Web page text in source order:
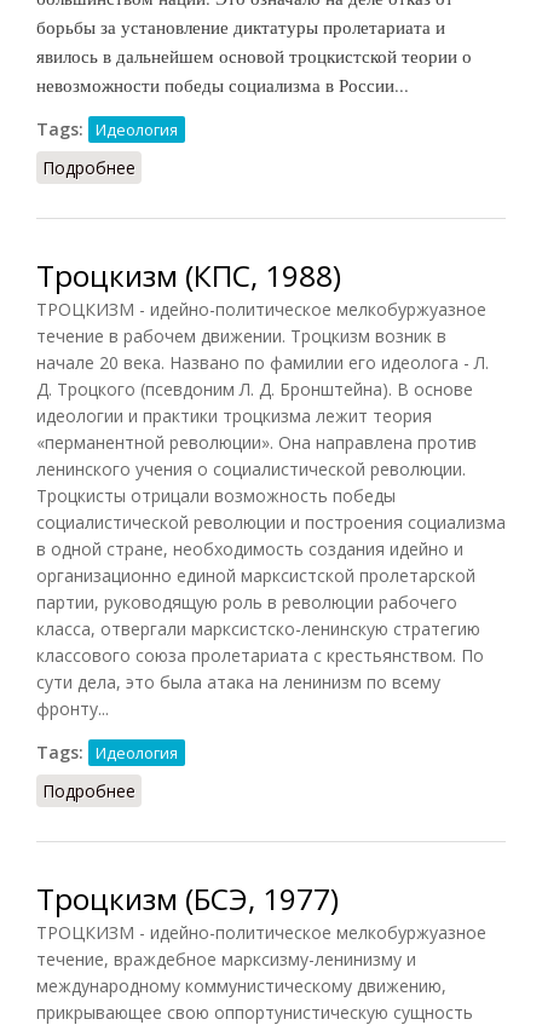
борьбы за установление диктатуры пролетариата и
явилось в дальнейшем основой троцкистской теории о
невозможности победы социализма в России...
Tags: Идеология
Подробнее
Троцкизм (КПС, 1988)
ТРОЦКИЗМ - идейно-политическое мелкобуржуазное
течение в рабочем движении. Троцкизм возник в
начале 20 века. Названо по фамилии его идеолога - Л.
Д. Троцкого (псевдоним Л. Д. Бронштейна). В основе
идеологии и практики троцкизма лежит теория
«перманентной революции». Она направлена против
ленинского учения о социалистической революции.
Троцкисты отрицали возможность победы
социалистической революции и построения социализма
в одной стране, необходимость создания идейно и
организационно единой марксистской пролетарской
партии, руководящую роль в революции рабочего
класса, отвергали марксистско-ленинскую стратегию
классового союза пролетариата с крестьянством. По
сути дела, это была атака на ленинизм по всему
фронту...
Tags:
Идеология
Подробнее
Троцкизм (БСЭ, 1977)
ТРОЦКИЗМ - идейно-политическое мелкобуржуазное
течение, враждебное марксизму-ленинизму и
международному коммунистическому движению,
прикрывающее свою оппортунистическую сущность